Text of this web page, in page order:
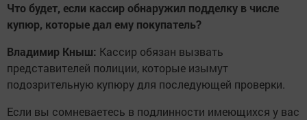
Что будет, если кассир обнаружил подделку в числе
купюр, которые дал ему покупатель?
Владимир Кныш: Кассир обязан вызвать
представителей полиции, которые изымут
подозрительную купюру для последующей проверки.
Если вы сомневаетесь в подлинности имеющихся у вас